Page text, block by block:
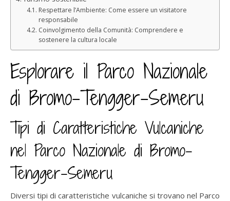
Respettare l’Ambiente: Come essere un visitatore
responsabile
Coinvolgimento della Comunità: Comprendere e
sostenere la cultura locale
Esplorare il Parco Nazionale
di Bromo-Tengger-Semeru
Tipi di Caratteristiche Vulcaniche
nel Parco Nazionale di Bromo-
Tengger-Semeru
Diversi tipi di caratteristiche vulcaniche si trovano nel Parco